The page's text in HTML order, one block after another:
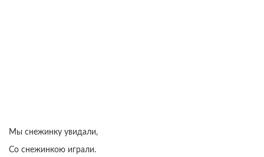
Мы снежинку увидали,
Со снежинкою играли.